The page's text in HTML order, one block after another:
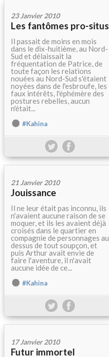
23 Janvier 2010
Les fantômes pro-situs
Il passait de moins en mois
dans le dix-huitième, au Nord-
Sud et délaissait la
fréquentation de Patrice, de
toute façon les relations
nouées au Nord-Sud s'étaient
noyées dans de l'esbroufe, les
faux intérêts, l'éphémère des
postures rebelles, aucun
n'était...
#Kahina
21 Janvier 2010
Jouissance
Il ne leur était pas inconnu, ils
n'avaient aucune raison de se
moquer, et ils les avaient déjà
croisés dans le quartier en
compagnie de personnages au
dessus de tout soupçon, et
puis Arthur avait envie de
faire l'aventure, il n'avait
aucune idée de ce...
#Kahina
17 Janvier 2010
Futur immortel